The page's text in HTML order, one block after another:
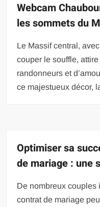
Webcam
les sommets du
Le Massif central,
couper le souffle,
randonneurs et
ce majestueux décor,
Optimiser sa
de mariage : une
De nombreux couples
contrat de mariage